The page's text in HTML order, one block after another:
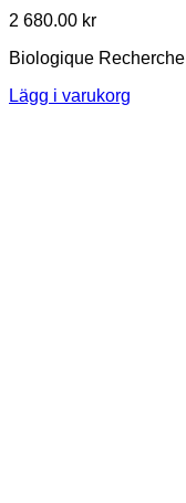
2 680.00 kr
Biologique Recherche
Lägg i varukorg